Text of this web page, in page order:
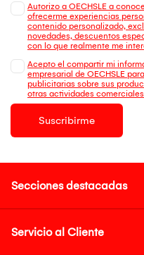
Autorizo a OECHSLE a
ofrecerme experiencias
contenido personalizado,
novedades, descuentos
con lo que realmente me
Acepto el compartir mi
empresarial de OECHSLE
publicitarias sobre sus
otras actividades
Suscribirme
Secciones destacadas
Servicio al Cliente